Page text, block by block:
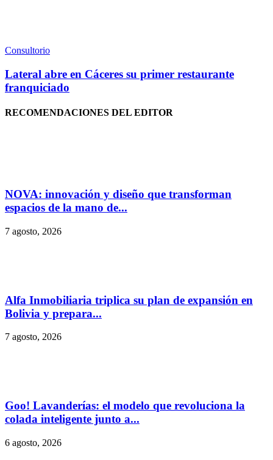
Consultorio
Lateral abre en Cáceres su primer restaurante
franquiciado
RECOMENDACIONES DEL EDITOR
NOVA: innovación y diseño que transforman
espacios de la mano de...
7 agosto, 2026
Alfa Inmobiliaria triplica su plan de expansión en
Bolivia y prepara...
7 agosto, 2026
Goo! Lavanderías: el modelo que revoluciona la
colada inteligente junto a...
6 agosto, 2026